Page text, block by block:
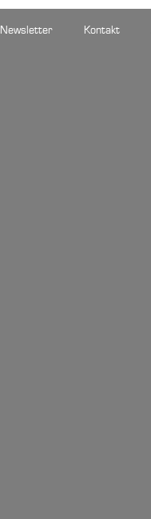
Newsletter Kontakt